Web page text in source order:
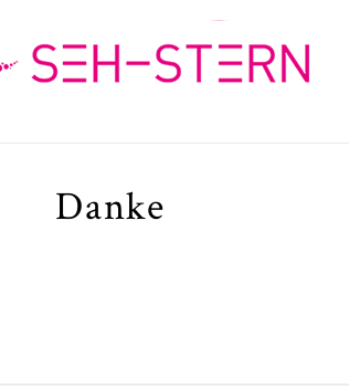
Danke